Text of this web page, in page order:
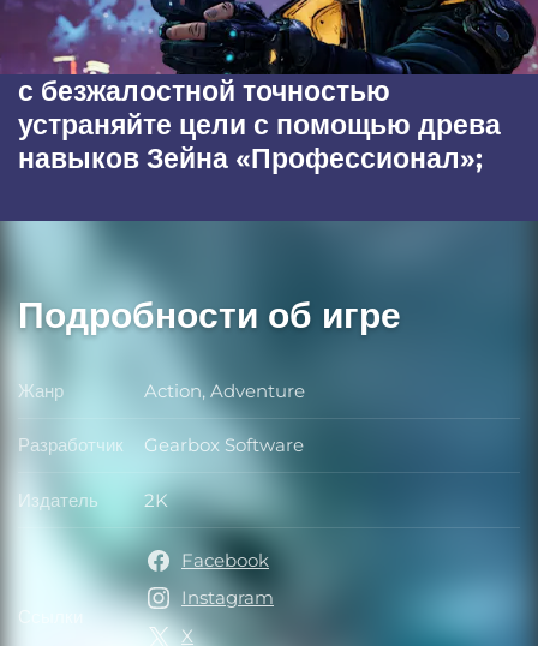
с безжалостной точностью
устраняйте цели с помощью древа
навыков Зейна «Профессионал»;
Подробности об игре
Жанр Жанр
Action, Adventure
Разработчик Разработчик
Gearbox Software
Издатель Издатель
2K
Ссылки
Facebook
Instagram
X